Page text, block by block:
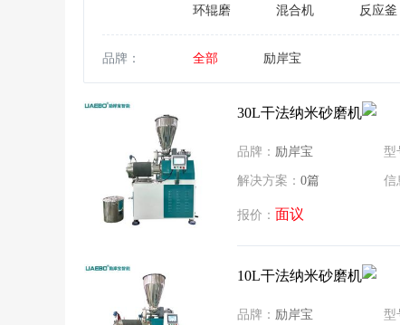
环辊磨 混合机 反应釜
品牌： 全部 励岸宝
30L干法纳米砂磨机
品牌： 励岸宝 型
解决方案： 0篇 信
报价： 面议
10L干法纳米砂磨机
品牌： 励岸宝 型